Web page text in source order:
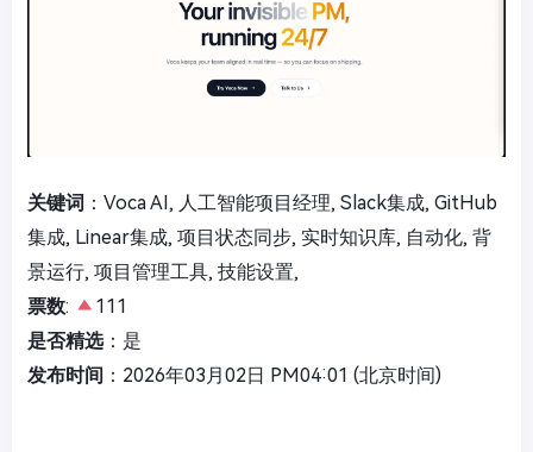
关键词 ：Voca AI, 人工智能项目经理, Slack集成, GitHub
集成, Linear集成, 项目状态同步, 实时知识库, 自动化, 背
景运行, 项目管理工具, 技能设置,
票数:
111
是否精选：是
发布时间 ：2026年03月02日 PM04:01 (北京时间)